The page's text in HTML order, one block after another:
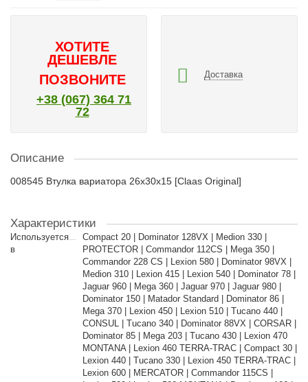
ХОТИТЕ
ДЕШЕВЛЕ
ПОЗВОНИТЕ
+38 (067) 364 71
72
Доставка
Описание
008545 Втулка вариатора 26x30x15 [Claas Original]
Характеристики
Используется
в
Compact 20 | Dominator 128VX | Medion 330 |
PROTECTOR | Commandor 112CS | Mega 350 |
Commandor 228 CS | Lexion 580 | Dominator 98VX |
Medion 310 | Lexion 415 | Lexion 540 | Dominator 78 |
Jaguar 960 | Mega 360 | Jaguar 970 | Jaguar 980 |
Dominator 150 | Matador Standard | Dominator 86 |
Mega 370 | Lexion 450 | Lexion 510 | Tucano 440 |
CONSUL | Tucano 340 | Dominator 88VX | CORSAR |
Dominator 85 | Mega 203 | Tucano 430 | Lexion 470
MONTANA | Lexion 460 TERRA-TRAC | Compact 30 |
Lexion 440 | Tucano 330 | Lexion 450 TERRA-TRAC |
Lexion 600 | MERCATOR | Commandor 115CS |